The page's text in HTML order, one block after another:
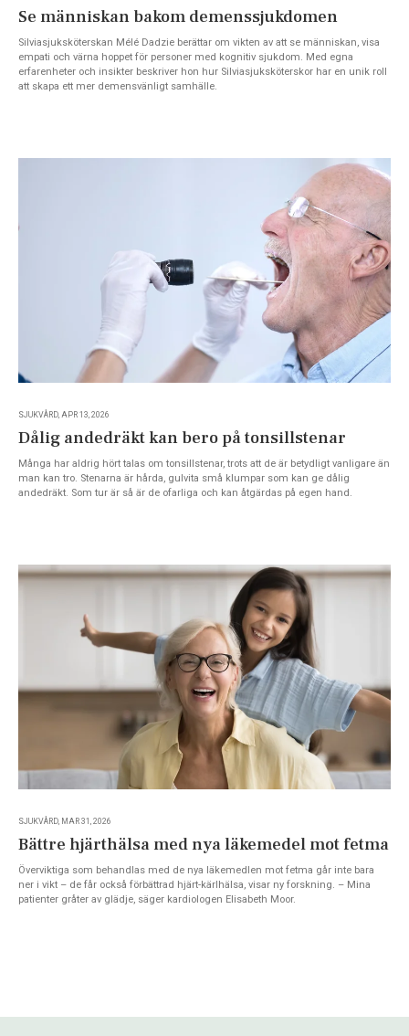
Se människan bakom demenssjukdomen
Silviasjuksköterskan Mélé Dadzie berättar om vikten av att se människan, visa
empati och värna hoppet för personer med kognitiv sjukdom. Med egna
erfarenheter och insikter beskriver hon hur Silviasjuksköterskor har en unik roll
att skapa ett mer demensvänligt samhälle.
SJUKVÅRD, APR 13, 2026
Dålig andedräkt kan bero på tonsillstenar
Många har aldrig hört talas om tonsillstenar, trots att de är betydligt vanligare än
man kan tro. Stenarna är hårda, gulvita små klumpar som kan ge dålig
andedräkt. Som tur är så är de ofarliga och kan åtgärdas på egen hand.
SJUKVÅRD, MAR 31, 2026
Bättre hjärthälsa med nya läkemedel mot fetma
Överviktiga som behandlas med de nya läkemedlen mot fetma går inte bara
ner i vikt – de får också förbättrad hjärt-kärlhälsa, visar ny forskning. – Mina
patienter gråter av glädje, säger kardiologen Elisabeth Moor.